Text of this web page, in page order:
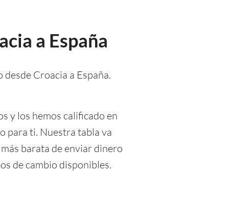
a España
Croacia a España.
y los hemos calificado en
para ti. Nuestra tabla va
barata de enviar dinero
de cambio disponibles.